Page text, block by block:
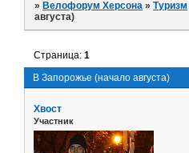
»Велофорум Херсона »Туризм
августа)
В Запорожье (начало августа)
Страница:1
Хвост
Участник